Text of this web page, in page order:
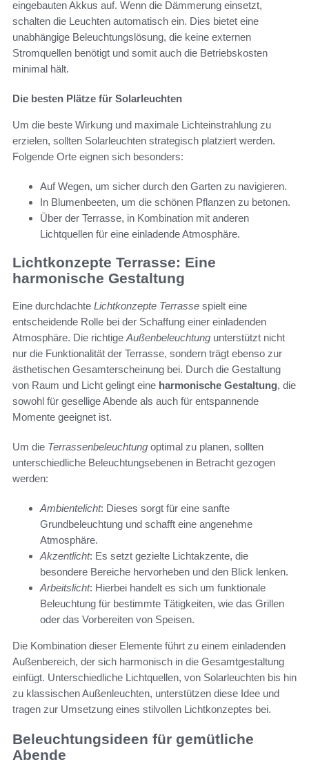
eingebauten Akkus auf. Wenn die Dämmerung einsetzt,
schalten die Leuchten automatisch ein. Dies bietet eine
unabhängige Beleuchtungslösung, die keine externen
Stromquellen benötigt und somit auch die Betriebskosten
minimal hält.
Die besten Plätze für Solarleuchten
Um die beste Wirkung und maximale Lichteinstrahlung zu
erzielen, sollten Solarleuchten strategisch platziert werden.
Folgende Orte eignen sich besonders:
Auf Wegen, um sicher durch den Garten zu navigieren.
In Blumenbeeten, um die schönen Pflanzen zu betonen.
Über der Terrasse, in Kombination mit anderen
Lichtquellen für eine einladende Atmosphäre.
Lichtkonzepte Terrasse: Eine
harmonische Gestaltung
Eine durchdachte Lichtkonzepte Terrasse spielt eine
entscheidende Rolle bei der Schaffung einer einladenden
Atmosphäre. Die richtige Außenbeleuchtung unterstützt nicht
nur die Funktionalität der Terrasse, sondern trägt ebenso zur
ästhetischen Gesamterscheinung bei. Durch die Gestaltung
von Raum und Licht gelingt eine harmonische Gestaltung, die
sowohl für gesellige Abende als auch für entspannende
Momente geeignet ist.
Um die Terrassenbeleuchtung optimal zu planen, sollten
unterschiedliche Beleuchtungsebenen in Betracht gezogen
werden:
Ambientelicht: Dieses sorgt für eine sanfte
Grundbeleuchtung und schafft eine angenehme
Atmosphäre.
Akzentlicht: Es setzt gezielte Lichtakzente, die
besondere Bereiche hervorheben und den Blick lenken.
Arbeitslicht: Hierbei handelt es sich um funktionale
Beleuchtung für bestimmte Tätigkeiten, wie das Grillen
oder das Vorbereiten von Speisen.
Die Kombination dieser Elemente führt zu einem einladenden
Außenbereich, der sich harmonisch in die Gesamtgestaltung
einfügt. Unterschiedliche Lichtquellen, von Solarleuchten bis hin
zu klassischen Außenleuchten, unterstützen diese Idee und
tragen zur Umsetzung eines stilvollen Lichtkonzeptes bei.
Beleuchtungsideen für gemütliche
Abende